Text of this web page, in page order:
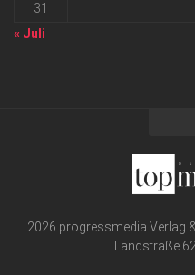
31
« Juli
2026 progressmedia Verlag
Landstraße